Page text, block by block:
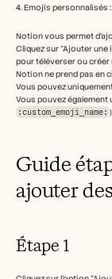
4. Emojis personnalisés :
Notion vous permet
Cliquez sur "Ajouter une
pour téléverser ou créer
Notion ne prend pas en
Vous pouvez
:custom_emoji_name:
Guide
ajouter
Étape 1
Carrières